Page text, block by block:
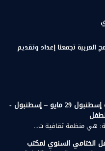
العربية تجمعنا إعداد وتقديم
زيارة علمية إلى جامعة مرمرة وجامعة إسطنبول 29 مايو – إسطنبول -
هي منظمة ثقافية ت...
الختامي السنوي لمكتب